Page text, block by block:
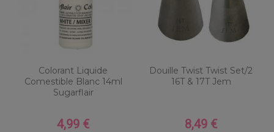
Colorant Liquide
Comestible Blanc 14ml
Sugarflair
Prix
4,99 €
Douille Twist Twist Set/2
16T & 17T Jem
Prix
8,49 €